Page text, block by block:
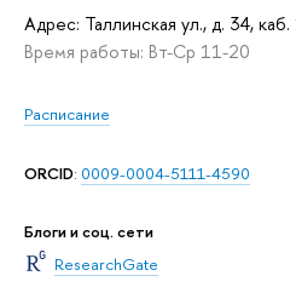
Адрес: Таллинская ул., д. 34,
Время работы: Вт-Ср 11-20
Расписание
ORCID: 0009-0004-5111-4590
Блоги и соц. сети
ResearchGate